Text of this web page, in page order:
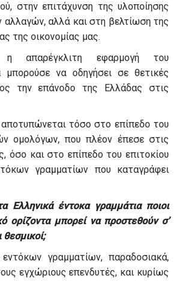
στην επιτάχυνση της υλοποίησης
αλλά και στη βελτίωση της
της οικονομίας μας.
η απαρέγκλιτη εφαρμογή του
μπορούσε να οδηγήσει σε θετικές
την επάνοδο της Ελλάδας στις
τόσο στο επίπεδο του
ομολόγων, που πλέον έπεσε στις
όσο και στο επίπεδο του επιτοκίου
γραμματίων που καταγράφει
Ελληνικά έντοκα γραμμάτια ποιοι
ορίζοντα μπορεί να προστεθούν σ’
θεσμικοί;
γραμματίων, παραδοσιακά,
εγχώριους επενδυτές, και κυρίως